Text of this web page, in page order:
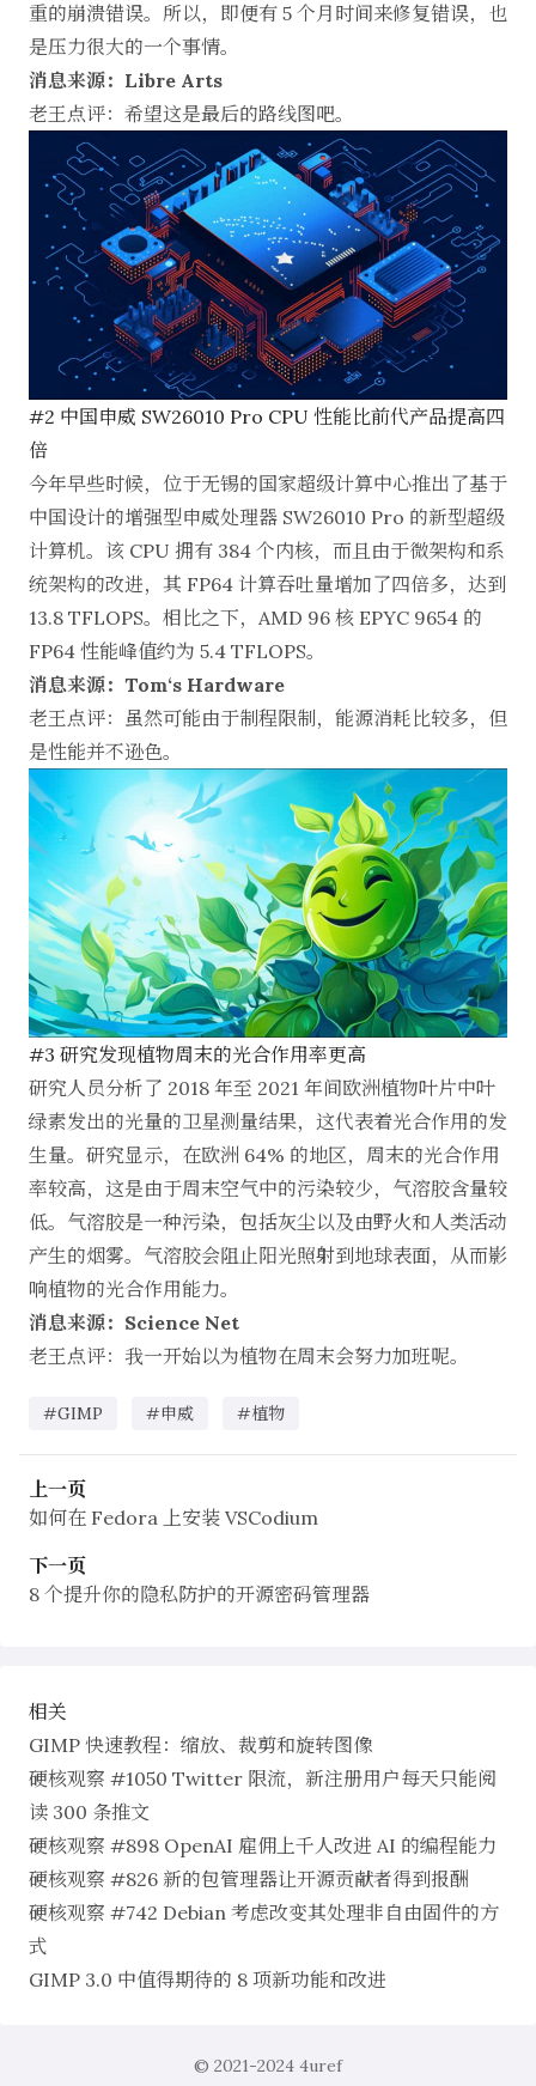
重的崩溃错误。所以，即便有 5 个月时间来修复错误，也
是压力很大的一个事情。
消息来源：Libre Arts
老王点评：希望这是最后的路线图吧。
#2 中国申威 SW26010 Pro CPU 性能比前代产品提高四
倍
今年早些时候，位于无锡的国家超级计算中心推出了基于
中国设计的增强型申威处理器 SW26010 Pro 的新型超级
计算机。该 CPU 拥有 384 个内核，而且由于微架构和系
统架构的改进，其 FP64 计算吞吐量增加了四倍多，达到
13.8 TFLOPS。相比之下，AMD 96 核 EPYC 9654 的
FP64 性能峰值约为 5.4 TFLOPS。
消息来源：Tom‘s Hardware
老王点评：虽然可能由于制程限制，能源消耗比较多，但
是性能并不逊色。
#3 研究发现植物周末的光合作用率更高
研究人员分析了 2018 年至 2021 年间欧洲植物叶片中叶
绿素发出的光量的卫星测量结果，这代表着光合作用的发
生量。研究显示，在欧洲 64% 的地区，周末的光合作用
率较高，这是由于周末空气中的污染较少，气溶胶含量较
低。气溶胶是一种污染，包括灰尘以及由野火和人类活动
产生的烟雾。气溶胶会阻止阳光照射到地球表面，从而影
响植物的光合作用能力。
消息来源：Science Net
老王点评：我一开始以为植物在周末会努力加班呢。
#GIMP #申威 #植物
上一页
如何在 Fedora 上安装 VSCodium
下一页
8 个提升你的隐私防护的开源密码管理器
相关
GIMP 快速教程：缩放、裁剪和旋转图像
硬核观察 #1050 Twitter 限流，新注册用户每天只能阅
读 300 条推文
硬核观察 #898 OpenAI 雇佣上千人改进 AI 的编程能力
硬核观察 #826 新的包管理器让开源贡献者得到报酬
硬核观察 #742 Debian 考虑改变其处理非自由固件的方
式
GIMP 3.0 中值得期待的 8 项新功能和改进
© 2021-2024 4uref